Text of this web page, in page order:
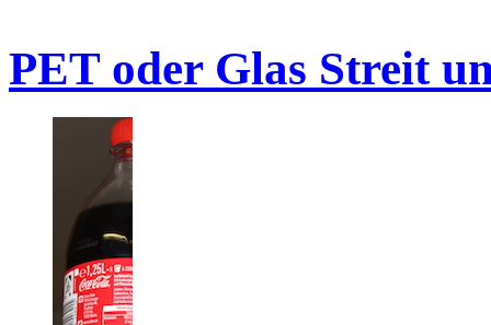
PET oder Glas Streit